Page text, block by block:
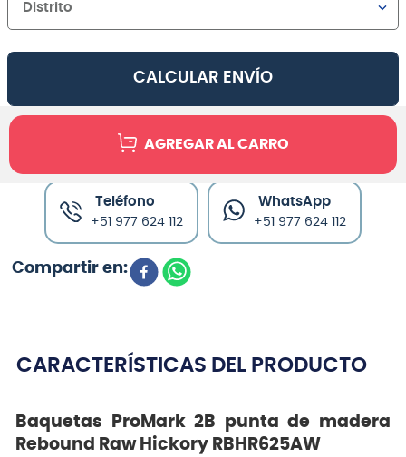
Distrito
CALCULAR ENVÍO
AGREGAR AL CARRO
Canales de venta y asesoría
Teléfono
+51 977 624 112
WhatsApp
+51 977 624 112
CARACTERÍSTICAS DEL PRODUCTO
Baquetas ProMark 2B punta de madera
Rebound Raw Hickory RBHR625AW